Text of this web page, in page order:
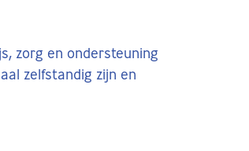
zorg en ondersteuning
zelfstandig zijn en